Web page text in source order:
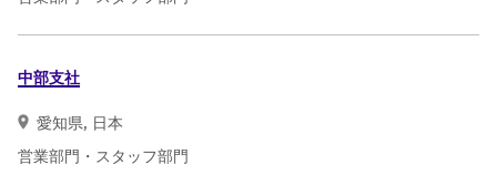
中部支社
愛知県, 日本
営業部門・スタッフ部門